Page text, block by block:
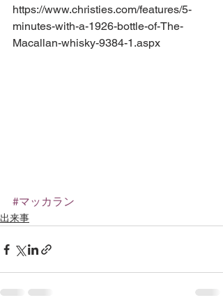
https://www.christies.com/features/5-
minutes-with-a-1926-bottle-of-The-
Macallan-whisky-9384-1.aspx
#マッカラン
出来事